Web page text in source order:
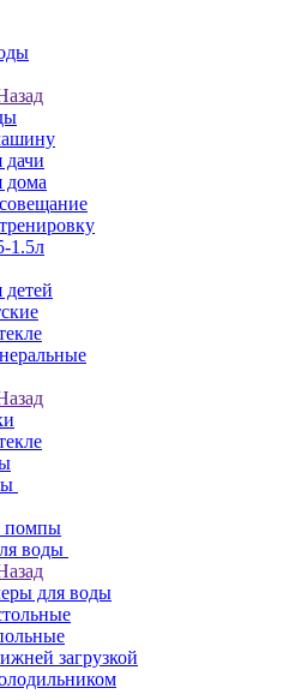
дачи
дома
1.5л
детей
помпы
воды
для воды
загрузкой